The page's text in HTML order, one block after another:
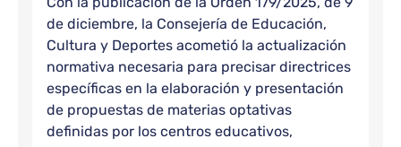
de diciembre, la Consejería de Educación,
Cultura y Deportes acometió la actualización
normativa necesaria para precisar directrices
específicas en la elaboración y presentación
de propuestas de materias optativas
definidas por los centros educativos,